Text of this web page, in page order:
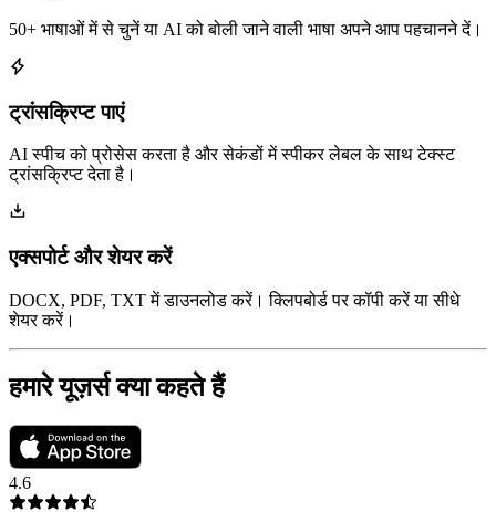
50+ भाषाओं में से चुनें या AI को बोली जाने वाली भाषा अपने आप पहचानने दें।
ट्रांसक्रिप्ट पाएं
AI स्पीच को प्रोसेस करता है और सेकंडों में स्पीकर लेबल के साथ टेक्स्ट
ट्रांसक्रिप्ट देता है।
एक्सपोर्ट और शेयर करें
DOCX, PDF, TXT में डाउनलोड करें। क्लिपबोर्ड पर कॉपी करें या सीधे
शेयर करें।
हमारे यूज़र्स क्या कहते हैं
4.6